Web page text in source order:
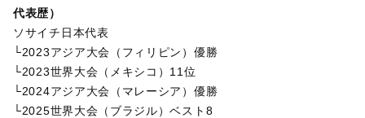
代表歴）
ソサイチ日本代表
└2023アジア大会（フィリピン）優勝
└2023世界大会（メキシコ）11位
└2024アジア大会（マレーシア）優勝
└2025世界大会（ブラジル）ベスト8